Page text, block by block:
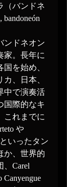
（バンドネ
ンドネオン
家。長年に
を始め、
、日本、
中で演奏活
国際的なキ
これまでに
や
いったタン
か、世界的
、Carel
Canyengue